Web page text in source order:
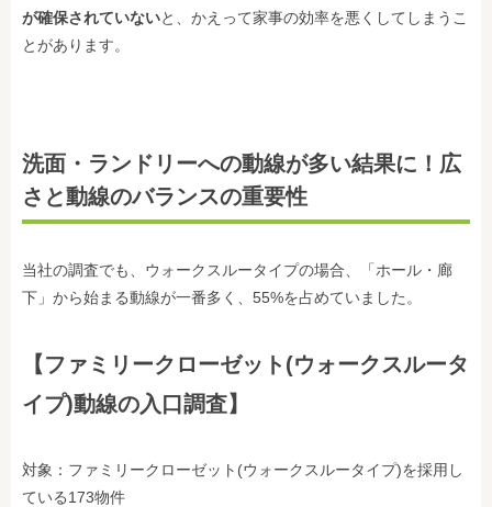
が確保されていないと、かえって家事の効率を悪くしてしまうこ
とがあります。
洗面・ランドリーへの動線が多い結果に！広
さと動線のバランスの重要性
当社の調査でも、ウォークスルータイプの場合、「ホール・廊
下」から始まる動線が一番多く、55%を占めていました。
【ファミリークローゼット(ウォークスルータ
イプ)動線の入口調査】
対象：ファミリークローゼット(ウォークスルータイプ)を採用し
ている173物件